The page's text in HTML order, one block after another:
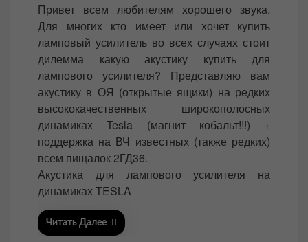
s
t
e
d
o
n
Привет всем любителям хорошего звука.
Для многих кто имеет или хочет купить
ламповый усилитель во всех случаях стоит
дилемма какую акустику купить для
лампового усилителя? Представляю вам
акустику в ОЯ (открытые ящики) на редких
высококачественных широкополосных
динамиках Tesla (магнит кобальт!!!) +
поддержка на ВЧ известных (также редких)
всем пищалок 2ГД36.
Акустика для лампового усилителя на
динамиках TESLA
Читать Далее